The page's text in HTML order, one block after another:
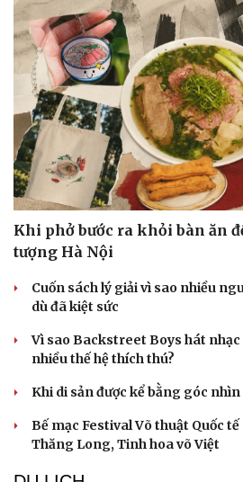
Khi phở bước ra khỏi bàn ăn
tượng Hà Nội
Cuốn sách lý giải vì sao nhiều
dù đã kiệt sức
Vì sao Backstreet Boys hát nhạc
nhiều thế hệ thích thú?
Khi di sản được kể bằng góc
Bế mạc Festival Võ thuật Quốc
Thăng Long, Tinh hoa võ Việt